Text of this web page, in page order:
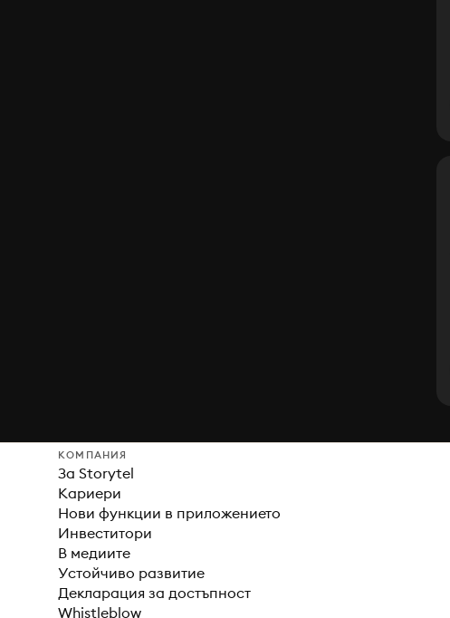
КОМПАНИЯ
За Storytel
Кариери
Нови функции в приложението
Инвеститори
В медиите
Устойчиво развитие
Декларация за достъпност
Whistleblow